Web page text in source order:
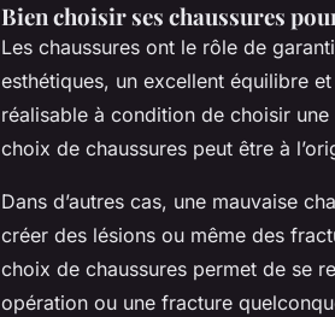
Bien choisir ses chaussures
Les chaussures ont le rôle de
esthétiques, un excellent équilibre
réalisable à condition de choisir
choix de chaussures peut être à
Dans d’autres cas, une mauvaise
créer des lésions ou même des
choix de chaussures permet de se
opération ou une fracture